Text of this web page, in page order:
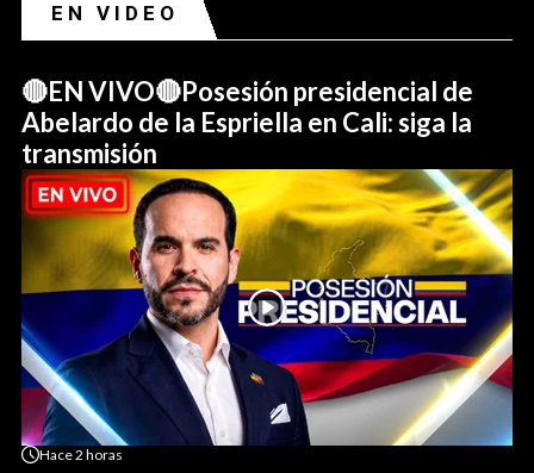
EN VIDEO
🔴EN VIVO🔴Posesión presidencial de
Abelardo de la Espriella en Cali: siga la
transmisión
Hace2 horas